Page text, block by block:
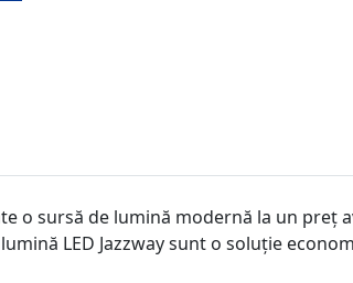
o sursă de lumină modernă la un preț
LED Jazzway sunt o soluție